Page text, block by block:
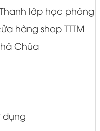
lớp học phòng
hàng shop TTTM
Chùa
dụng